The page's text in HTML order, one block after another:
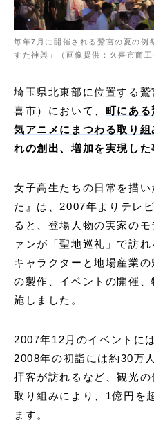
毎年7月に開催される鷲宮の夏の
すた神輿」（画像提供：久喜市商工
埼玉県北東部に位置する
喜市）において、 町にある
気アニメにまつわる取り
れの創出、増加を実現した
女子高生たちの日常を描
た』は、2007年よりテレ
ると、登場人物の実家の
ァンが「聖地巡礼」で訪
キャラクターと地場産業
の製作、イベントの開催
施しました。
2007年12月のイベントに
2008年の初詣には約30万
拝客が訪れるなど、観光
取り組みにより、1億円を
ます。